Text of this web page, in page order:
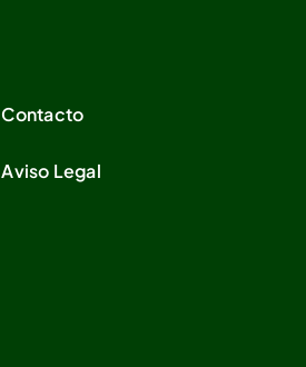
Contacto
Aviso Legal